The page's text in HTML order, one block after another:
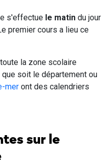
s'effectue le matin du jour
premier cours a lieu ce
la zone scolaire
que soit le département ou
mer ont des calendriers
sur le